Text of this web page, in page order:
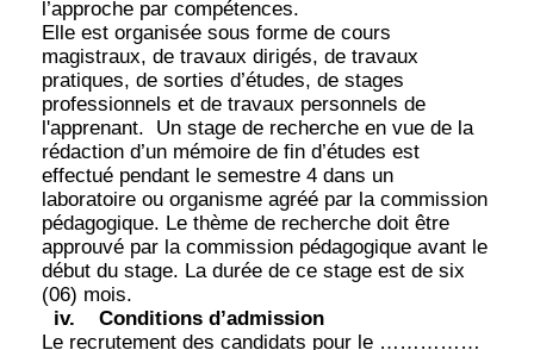
l’approche par compétences.
Elle est organisée sous forme de cours
magistraux, de travaux dirigés, de travaux
pratiques, de sorties d’études, de stages
professionnels et de travaux personnels de
l'apprenant.
Un stage de recherche en vue de la
rédaction d’un mémoire de fin d’études est
effectué pendant le semestre 4 dans un
laboratoire ou organisme agréé par la commission
pédagogique. Le thème de recherche doit être
approuvé par la commission pédagogique avant le
début du stage. La durée de ce stage est de six
(06) mois.
iv.
Conditions d’admission
Le recrutement des candidats pour le ……………